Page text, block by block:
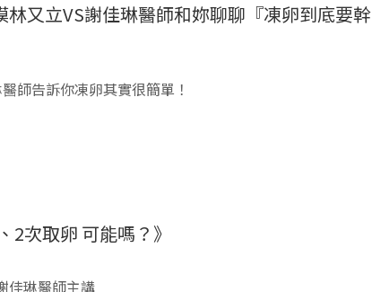
又立VS謝佳琳醫師和妳聊聊『凍卵到底要幹
師告訴你凍卵其實很簡單！
2次取卵 可能嗎？》
佳琳醫師主講